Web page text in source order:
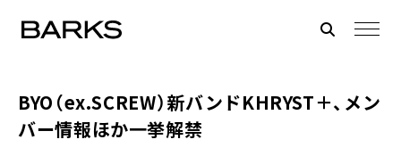
BYO （ex.SCREW）新バンドKHRYST＋、メン
バー情報ほか一挙解禁